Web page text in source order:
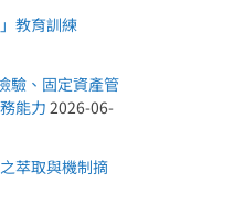
教育訓練
驗、固定資產管
能力2026-06-
萃取與機制摘